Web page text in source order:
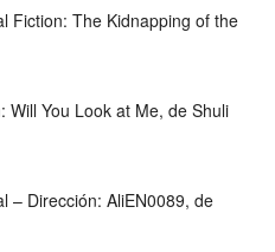
Fiction: The Kidnapping of the
Will You Look at Me, de Shuli
– Dirección: AliEN0089, de